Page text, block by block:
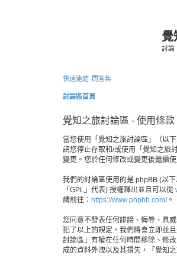
覺
討論
快速連結 問答集
討論區首頁
覺知之旅討論區 - 使用條款
當您使用「覺知之旅討論區」（以
請您停止存取和/或使用「覺知之旅
變更。您於任何修改或變更後繼續
我們的討論區使用的是 phpBB (以
「GPL」代表) 授權釋出並且可以從
請前往： https://www.phpbb.com/。
您同意不發表任何誹謗、侮辱、具
犯了以上的規定，我們將會立即並
討論區」有權在任何時間移除、修
成的資料外洩以及其損失，「覺知